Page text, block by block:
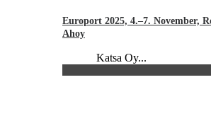
Europort 2025, 4.–7. November,
Ahoy
Katsa Oy...